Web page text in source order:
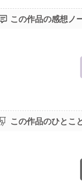
この作品の感想ノ
この作品のひとこ